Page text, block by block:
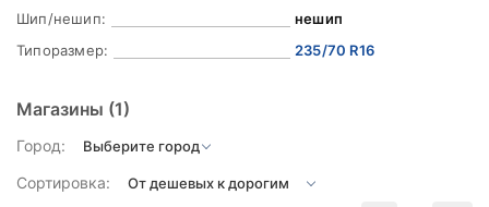
Шип/нешип:
нешип
Типоразмер:
235/70 R16
Магазины (1)
Город:
Сортировка: